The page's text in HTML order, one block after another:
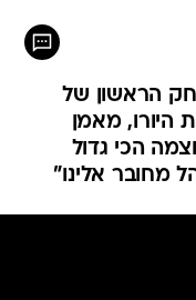
הראשון של
היורו, מאמן
הכי גדול
מחובר אלינו"